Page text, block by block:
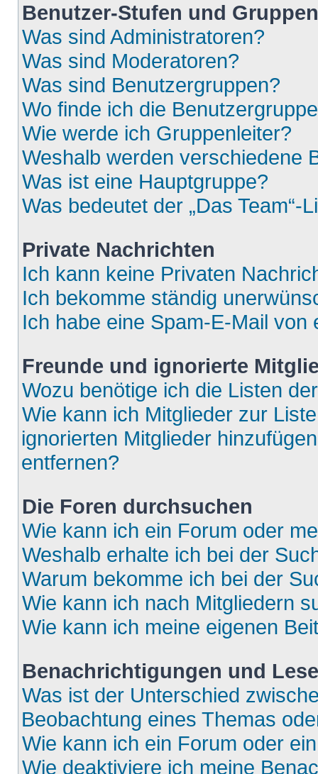
Benutzer-Stufen und Gruppen
Was sind Administratoren?
Was sind Moderatoren?
Was sind Benutzergruppen?
Wo finde ich die
Wie werde ich Gruppenleiter?
Weshalb werden verschiedene
Was ist eine Hauptgruppe?
Was bedeutet der „Das Team“-
Private Nachrichten
Ich kann keine Privaten
Ich bekomme ständig
Ich habe eine Spam-E-Mail
Freunde und ignorierte
Wozu benötige ich die Listen
Wie kann ich Mitglieder zur
ignorierten Mitglieder
entfernen?
Die Foren durchsuchen
Wie kann ich ein Forum oder
Weshalb erhalte ich bei der
Warum bekomme ich bei der
Wie kann ich nach Mitgliedern
Wie kann ich meine eigenen
Benachrichtigungen und
Was ist der Unterschied
Beobachtung eines Themas
Wie kann ich ein Forum oder
Wie deaktiviere ich meine